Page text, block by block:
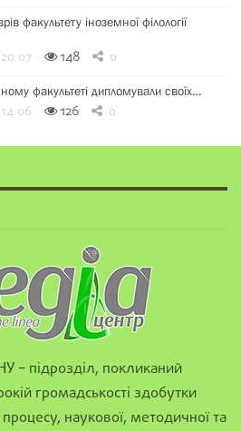
факультету іноземної філології
148 0
факультеті дипломували своїх…
126 0
– підрозділ, покликаний
громадськості здобутки
наукової, методичної та